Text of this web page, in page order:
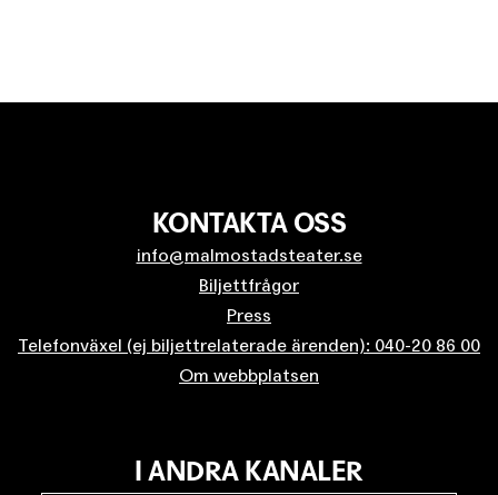
KONTAKTA OSS
info@malmostadsteater.se
Biljettfrågor
Press
Telefonväxel (ej biljettrelaterade ärenden): 040-20 86 00
Om webbplatsen
I ANDRA KANALER